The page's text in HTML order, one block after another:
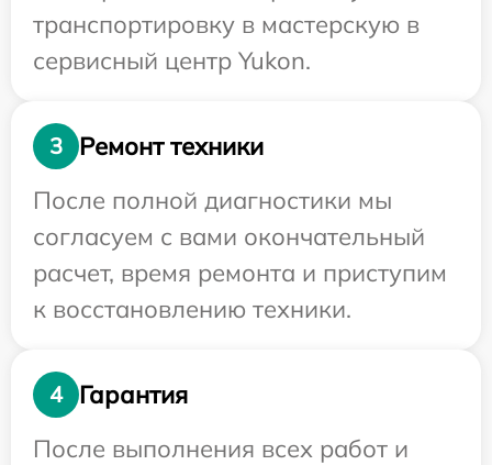
транспортировку в мастерскую в
сервисный центр Yukon.
3
Ремонт техники
После полной диагностики мы
согласуем с вами окончательный
расчет, время ремонта и приступим
к восстановлению техники.
4
Гарантия
После выполнения всех работ и